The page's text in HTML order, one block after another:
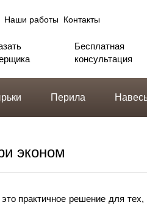
Наши работы Контакты
Бесплатная
консультация
Перила
эконом
решение для тех,